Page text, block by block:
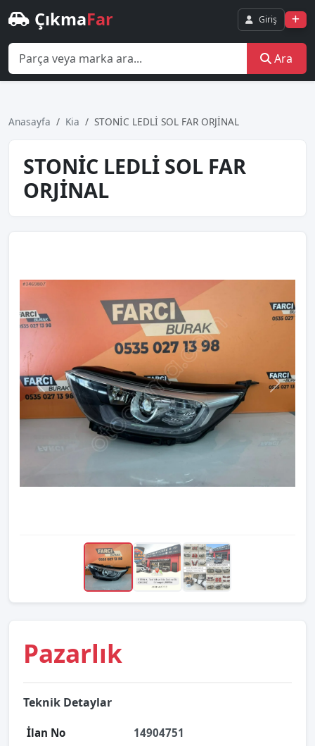
ÇıkmaFar Giriş
Ara
Anasayfa Kia STONİC LEDLİ SOL FAR ORJİNAL
STONİC LEDLİ SOL FAR
ORJİNAL
Pazarlık
Teknik Detaylar
İlan No 14904751